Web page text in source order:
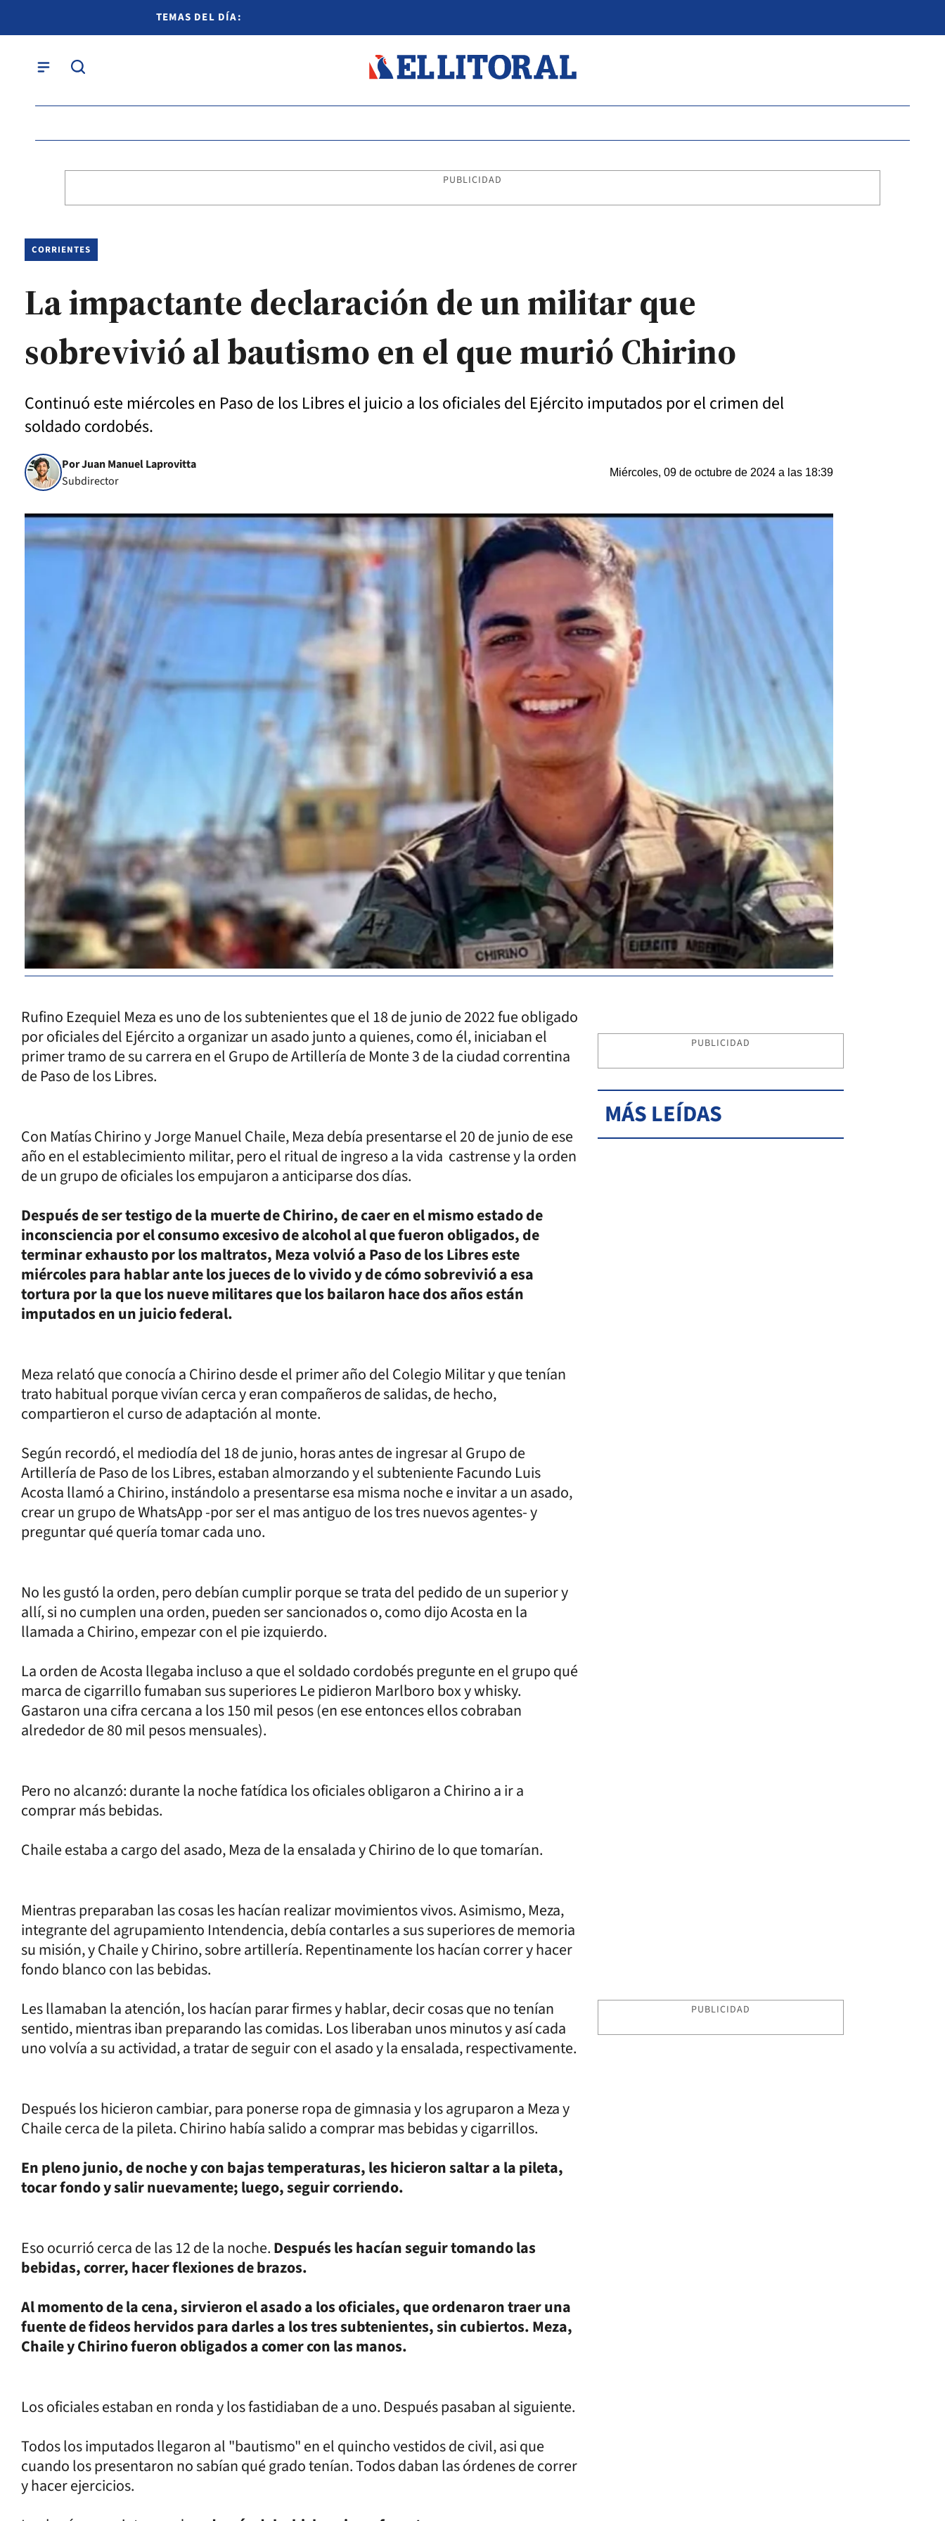
TEMAS DEL DÍA:
PUBLICIDAD
CORRIENTES
La impactante declaración de un militar que
sobrevivió al bautismo en el que murió Chirino
Continuó este miércoles en Paso de los Libres el juicio a los oficiales del Ejército imputados por el crimen del
soldado cordobés.
Por Juan Manuel Laprovitta
Subdirector
Miércoles, 09 de octubre de 2024 a las 18:39
Rufino Ezequiel Meza es uno de los subtenientes que el 18 de junio de 2022 fue obligado
por oficiales del Ejército a organizar un asado junto a quienes, como él, iniciaban el
primer tramo de su carrera en el Grupo de Artillería de Monte 3 de la ciudad correntina
de Paso de los Libres.
Con Matías Chirino y Jorge Manuel Chaile, Meza debía presentarse el 20 de junio de ese
año en el establecimiento militar, pero el ritual de ingreso a la vida castrense y la orden
de un grupo de oficiales los empujaron a anticiparse dos días.
Después de ser testigo de la muerte de Chirino, de caer en el mismo estado de
inconsciencia por el consumo excesivo de alcohol al que fueron obligados, de
terminar exhausto por los maltratos, Meza volvió a Paso de los Libres este
miércoles para hablar ante los jueces de lo vivido y de cómo sobrevivió a esa
tortura por la que los nueve militares que los bailaron hace dos años están
imputados en un juicio federal.
Meza relató que conocía a Chirino desde el primer año del Colegio Militar y que tenían
trato habitual porque vivían cerca y eran compañeros de salidas, de hecho,
compartieron el curso de adaptación al monte.
Según recordó, el mediodía del 18 de junio, horas antes de ingresar al Grupo de
Artillería de Paso de los Libres, estaban almorzando y el subteniente Facundo Luis
Acosta llamó a Chirino, instándolo a presentarse esa misma noche e invitar a un asado,
crear un grupo de WhatsApp -por ser el mas antiguo de los tres nuevos agentes- y
preguntar qué quería tomar cada uno.
No les gustó la orden, pero debían cumplir porque se trata del pedido de un superior y
allí, si no cumplen una orden, pueden ser sancionados o, como dijo Acosta en la
llamada a Chirino, empezar con el pie izquierdo.
La orden de Acosta llegaba incluso a que el soldado cordobés pregunte en el grupo qué
marca de cigarrillo fumaban sus superiores Le pidieron Marlboro box y whisky.
Gastaron una cifra cercana a los 150 mil pesos (en ese entonces ellos cobraban
alrededor de 80 mil pesos mensuales).
Pero no alcanzó: durante la noche fatídica los oficiales obligaron a Chirino a ir a
comprar más bebidas.
Chaile estaba a cargo del asado, Meza de la ensalada y Chirino de lo que tomarían.
Mientras preparaban las cosas les hacían realizar movimientos vivos. Asimismo, Meza,
integrante del agrupamiento Intendencia, debía contarles a sus superiores de memoria
su misión, y Chaile y Chirino, sobre artillería. Repentinamente los hacían correr y hacer
fondo blanco con las bebidas.
Les llamaban la atención, los hacían parar firmes y hablar, decir cosas que no tenían
sentido, mientras iban preparando las comidas. Los liberaban unos minutos y así cada
uno volvía a su actividad, a tratar de seguir con el asado y la ensalada, respectivamente.
Después los hicieron cambiar, para ponerse ropa de gimnasia y los agruparon a Meza y
Chaile cerca de la pileta. Chirino había salido a comprar mas bebidas y cigarrillos.
En pleno junio, de noche y con bajas temperaturas, les hicieron saltar a la pileta,
tocar fondo y salir nuevamente; luego, seguir corriendo.
Eso ocurrió cerca de las 12 de la noche.Después les hacían seguir tomando las
bebidas, correr, hacer flexiones de brazos.
Al momento de la cena, sirvieron el asado a los oficiales, que ordenaron traer una
fuente de fideos hervidos para darles a los tres subtenientes, sin cubiertos. Meza,
Chaile y Chirino fueron obligados a comer con las manos.
Los oficiales estaban en ronda y los fastidiaban de a uno. Después pasaban al siguiente.
Todos los imputados llegaron al "bautismo" en el quincho vestidos de civil, asi que
cuando los presentaron no sabían qué grado tenían. Todos daban las órdenes de correr
y hacer ejercicios.
PUBLICIDAD
MÁS LEÍDAS
PUBLICIDAD